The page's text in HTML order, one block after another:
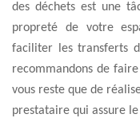
des déchets est une
propreté de votre
faciliter les transferts
recommandons de
vous reste que de
prestataire qui assure